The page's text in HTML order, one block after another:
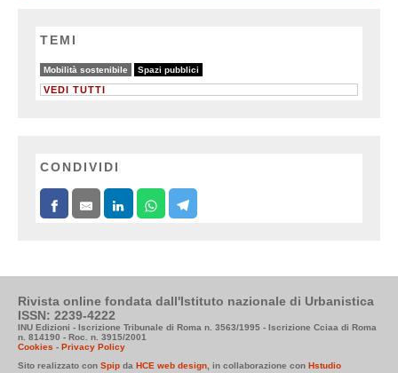
TEMI
Mobilità sostenibile
25/32 Spazi pubblici
32/32
VEDI TUTTI
CONDIVIDI
Rivista online fondata dall'Istituto nazionale di Urbanistica
ISSN: 2239-4222
INU Edizioni - Iscrizione Tribunale di Roma n. 3563/1995 - Iscrizione Cciaa di Roma
n. 814190 - Roc. n. 3915/2001
Cookies - Privacy Policy
Sito realizzato con Spip da HCE web design, in collaborazione con Hstudio